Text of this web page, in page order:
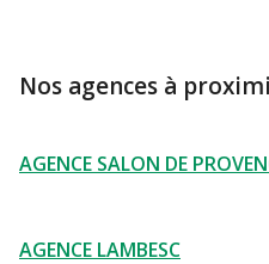
Nos agences à
AGENCE SALON DE
AGENCE LAMBESC